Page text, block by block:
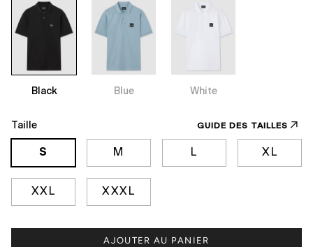
Black Blue White
Taille GUIDE DES TAILLES
S M L XL
XXL XXXL
AJOUTER AU PANIER